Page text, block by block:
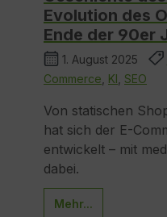
Evolution des
Ende der 90er
1. August 2025
Commerce KI SEO
Von statischen
hat sich der E-
entwickelt – mit
dabei.
Mehr...